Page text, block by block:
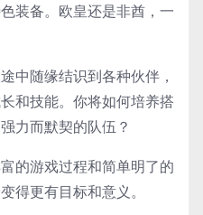
装备。欧皇还是非酋，一
中随缘结识到各种伙伴，
和技能。你将如何培养搭
力而默契的队伍？
富的游戏过程和简单明了的
得更有目标和意义。